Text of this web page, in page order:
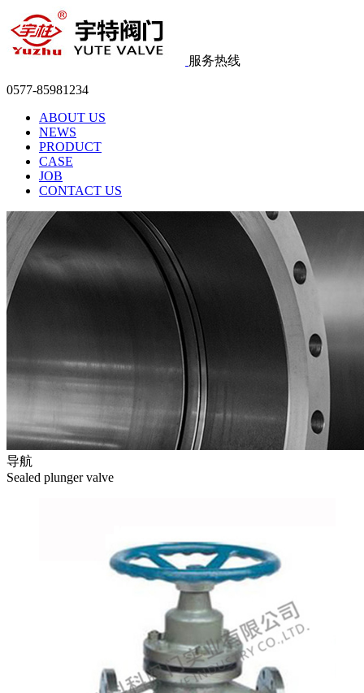
服务热线
0577-85981234
ABOUT US
NEWS
PRODUCT
CASE
JOB
CONTACT US
导航
Sealed plunger valve